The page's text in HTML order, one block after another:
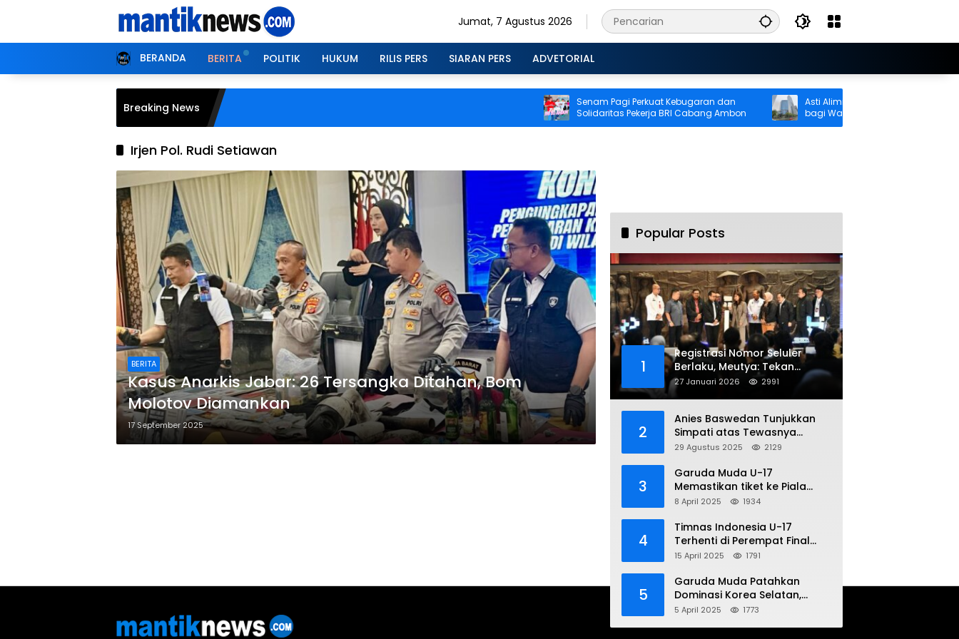
Jumat, 7 Agustus 2026
BERANDA BERITA POLITIK HUKUM RILIS PERS SIARAN PERS ADVETORIAL
Breaking News
Senam Pagi Perkuat Kebugaran dan
Solidaritas Pekerja BRI Cabang Ambon
Asti Alimin Hadirkan Akses Keuangan
bagi Warga Pulau Kelang, BRI Dorong
Inklusi hingga Wilayah Kepulauan
Irjen Pol. Rudi Setiawan
BERITA
Kasus Anarkis Jabar: 26 Tersangka Ditahan, Bom
Molotov Diamankan
17 September 2025
Popular Posts
1
Registrasi Nomor Seluler
Berlaku, Meutya: Tekan
Penipuan Online
27 Januari 2026 2991
2
Anies Baswedan Tunjukkan
Simpati atas Tewasnya
Pengemudi Ojol dalam Aksi
29 Agustus 2025 2129
3
Garuda Muda U-17
Memastikan tiket ke Piala
Dunia Setelah Mencetak
Yaman 4-1 di Piala Asia 2025
8 April 2025 1934
4
Timnas Indonesia U-17
Terhenti di Perempat Final
Piala Asia 2025: Terkecoh
15 April 2025 1791
5
Garuda Muda Patahkan
Dominasi Korea Selatan,
Dalam Laga Pembuka Piala
5 April 2025 1773